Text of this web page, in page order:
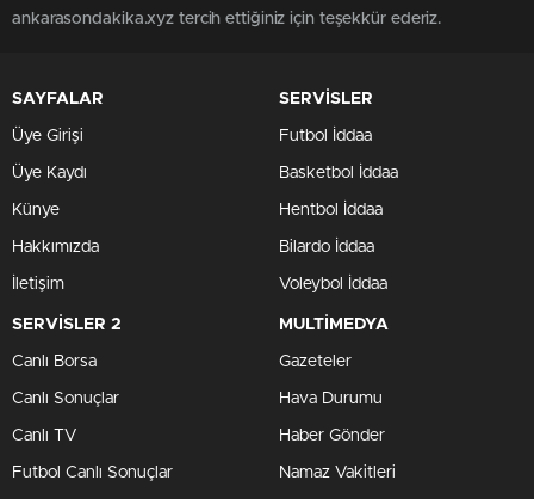
ankarasondakika.xyz tercih ettiğiniz için teşekkür ederiz.
SAYFALAR
Üye Girişi
Üye Kaydı
Künye
Hakkımızda
İletişim
SERVİSLER
Futbol İddaa
Basketbol İddaa
Hentbol İddaa
Bilardo İddaa
Voleybol İddaa
SERVİSLER 2
Canlı Borsa
Canlı Sonuçlar
Canlı TV
Futbol Canlı Sonuçlar
MULTİMEDYA
Gazeteler
Hava Durumu
Haber Gönder
Namaz Vakitleri